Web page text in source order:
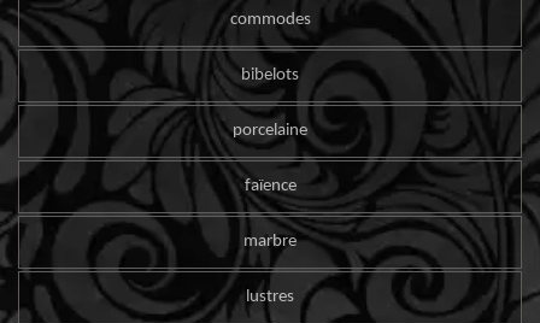
commodes
bibelots
porcelaine
faïence
marbre
lustres